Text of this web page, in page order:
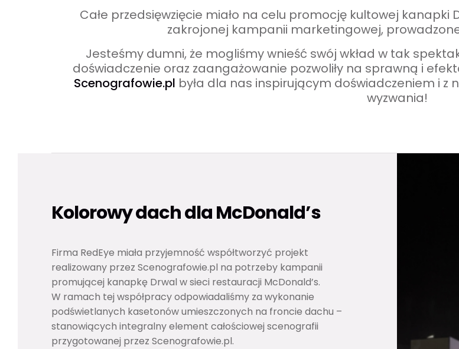
Całe przedsięwzięcie miało na celu promocję kultowej kanapki
zakrojonej kampanii marketingowej,
Jesteśmy dumni, że mogliśmy wnieść swój wkład w tak
doświadczenie oraz zaangażowanie pozwoliły na sprawną i
Scenografowie.pl była dla nas inspirującym doświadczeniem i
wyzwania!
Kolorowy dach dla McDonald’s
Firma RedEye miała przyjemność współtworzyć projekt
realizowany przez Scenografowie.pl na potrzeby kampanii
promującej kanapkę Drwal w sieci restauracji McDonald’s.
W ramach tej współpracy odpowiadaliśmy za wykonanie
podświetlanych kasetonów umieszczonych na froncie dachu –
stanowiących integralny element całościowej scenografii
przygotowanej przez Scenografowie.pl.